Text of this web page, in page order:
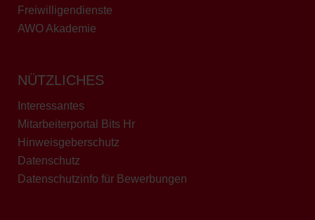
Freiwilligendienste
AWO Akademie
NÜTZLICHES
Interessantes
Mitarbeiterportal Bits Hr
Hinweisgeberschutz
Datenschutz
Datenschutzinfo für Bewerbungen